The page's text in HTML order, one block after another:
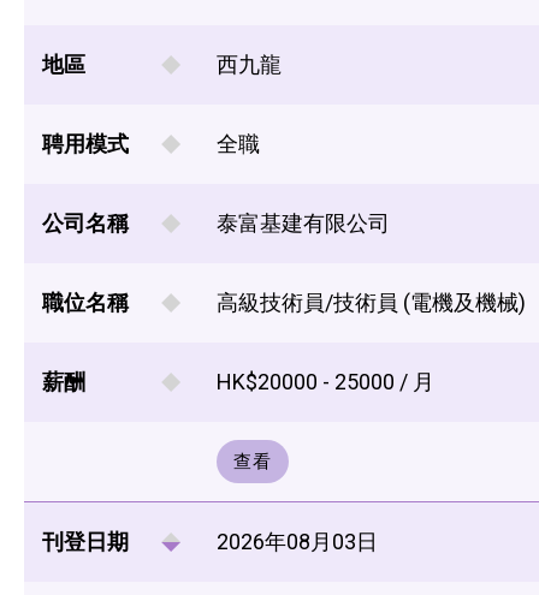
地區 西九龍
聘用模式 全職
公司名稱 泰富基建有限公司
職位名稱 高級技術員/技術員 (電機及機械)
薪酬 HK$20000 - 25000 / 月
查看
刊登日期 2026年08月03日